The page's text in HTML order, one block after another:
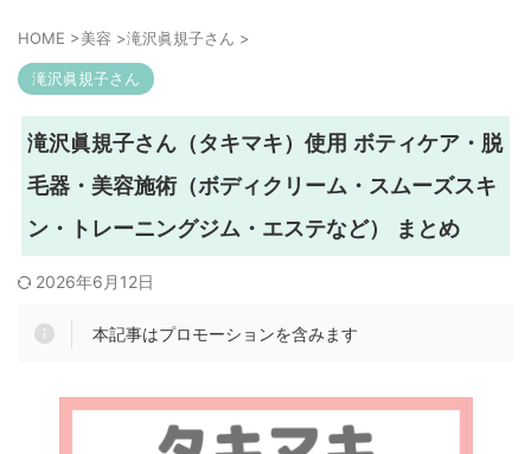
HOME >美容 >滝沢眞規子さん >
滝沢眞規子さん
滝沢眞規子さん（タキマキ）使用 ボティケア・脱
毛器・美容施術（ボディクリーム・スムーズスキ
ン・トレーニングジム・エステなど） まとめ
2026年6月12日
本記事はプロモーションを含みます